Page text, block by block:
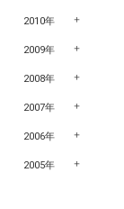
2010年
2009年
2008年
2007年
2006年
2005年